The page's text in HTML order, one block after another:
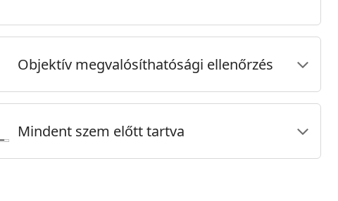
Objektív megvalósíthatósági ellenőrzés
Mindent szem előtt tartva